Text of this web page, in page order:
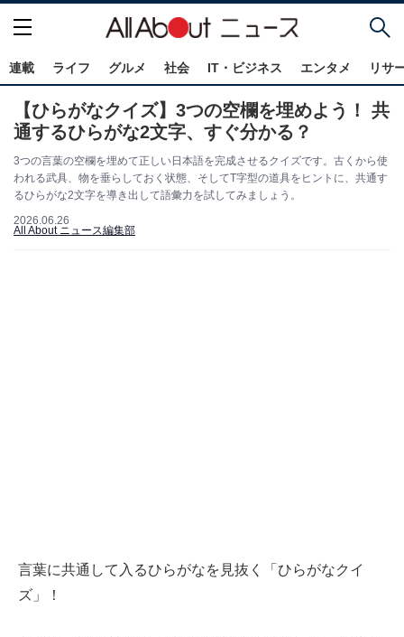
連載 ライフ グルメ 社会 IT・ビジネス エンタメ リサ
【ひらがなクイズ】3つの空欄を埋めよう！ 共
通するひらがな2文字、すぐ分かる？
3つの言葉の空欄を埋めて正しい日本語を完成させるクイズです。古くから使
われる武具、物を垂らしておく状態、そしてT字型の道具をヒントに、共通す
るひらがな2文字を導き出して語彙力を試してみましょう。
2026.06.26
All About ニュース編集部
言葉に共通して入るひらがなを見抜く「ひらがなクイ
ズ」！